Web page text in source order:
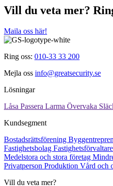
Vill du veta mer?
Maila oss här!
Ring oss: 010-33 33 200
Mejla oss info@greatsecurity.se
Lösningar
Låsa Passera Larma Övervaka
Kundsegment
Bostadsrättsförening
Fastighetsbolag Fastighetsförvaltare
Medelstora och stora företag
Privatperson Produktion Vård och
Vill du veta mer?